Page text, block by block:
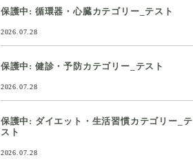
保護中: 循環器・心臓カテゴリー_テスト
2026.07.28
保護中: 健診・予防カテゴリー_テスト
2026.07.28
保護中: ダイエット・生活習慣カテゴリー_テ
スト
2026.07.28